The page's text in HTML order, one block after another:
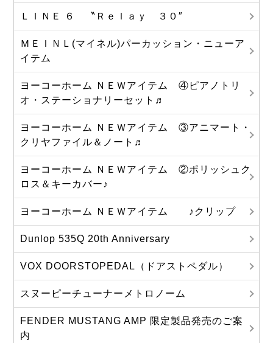
ＬＩＮＥ ６ 〝Ｒｅｌａｙ ３０″
ＭＥＩＮＬ(マイネル)パーカッション・ニューア
イテム
ヨーコーホーム ＮＥＷアイテム ④ピアノトリ
オ・ステーショナリーセット♬
ヨーコーホーム ＮＥＷアイテム ③アニマート・
クリヤファイル＆ノート♬
ヨーコーホーム ＮＥＷアイテム ②ポリッシュク
ロス＆キーカバー♪
ヨーコーホーム ＮＥＷアイテム ♪クリップ
Dunlop 535Q 20th Anniversary
VOX DOORSTOPEDAL（ドアストペダル）
スヌーピーチューナーメトロノーム
FENDER MUSTANG AMP 限定製品発売のご案
内